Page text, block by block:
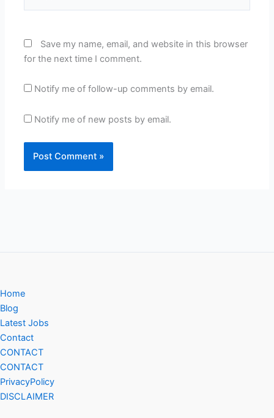
Save my name, email, and website in this browser
for the next time I comment.
Notify me of follow-up comments by email.
Notify me of new posts by email.
Home
Blog
Latest Jobs
Contact
CONTACT
CONTACT
PrivacyPolicy
DISCLAIMER